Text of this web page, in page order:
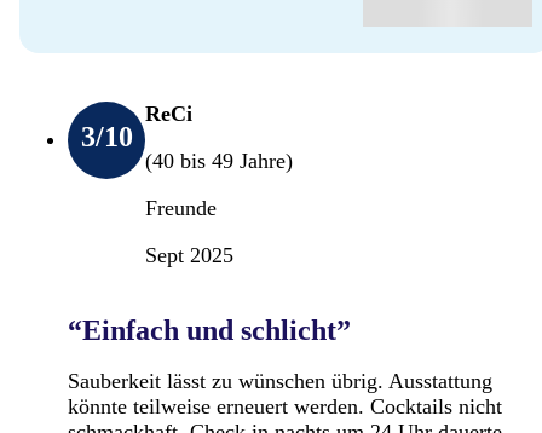
3/10
ReCi
(40 bis 49 Jahre)
Freunde
Sept 2025
“Einfach und schlicht”
Sauberkeit lässt zu wünschen übrig. Ausstattung
könnte teilweise erneuert werden. Cocktails nicht